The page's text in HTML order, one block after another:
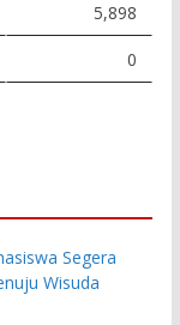
5,898
0
Segera
Wisuda